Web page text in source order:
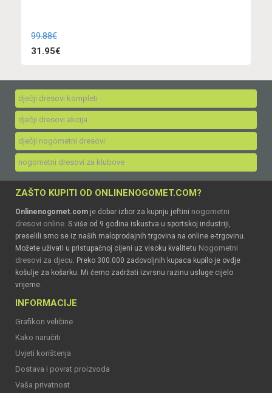
99.88€
31.95€
dječji dresovi kompleti
dječji dresovi akcija
dječji nogometni dresovi
nogometni dresovi za klubove
ZAŠTO KUPITI OD ONLINENOGOMET.COM?
Onlinenogomet.com je dobar izbor za kupnju jeftini nogometni
dresovi online. S više od 9 godina iskustva u sportskoj industriji,
preselili smo se iz naših maloprodajnih trgovina na online e-trgovinu.
Možete uživati u pristupačnoj cijeni uz visoku kvalitetu Nogometni
dresovi za djecu. Preko 300.000 zadovoljnih kupaca kupilo je ovdje
košulje za košarku. Mi ćemo zadržati izvrsnu razinu usluge cijelo
vrijeme.
INFORMACIJE
Grafikon veličine
Kako naručiti
Uvjeti korištenja
Dostava i povrat proizvoda
Vaša privatnost